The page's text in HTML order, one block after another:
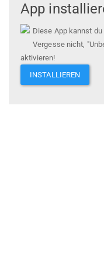
App
Diese App kannst
Vergesse nicht,
aktivieren!
INSTALLIEREN